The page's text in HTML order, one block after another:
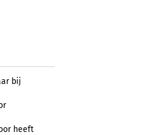
bij
heeft